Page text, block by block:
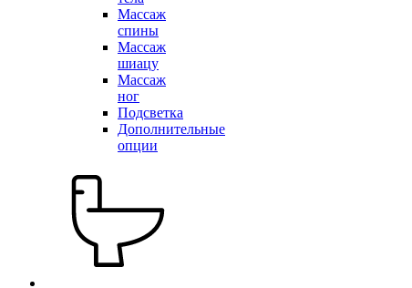
Массаж
спины
Массаж
шиацу
Массаж
ног
Подсветка
Дополнительные
опции